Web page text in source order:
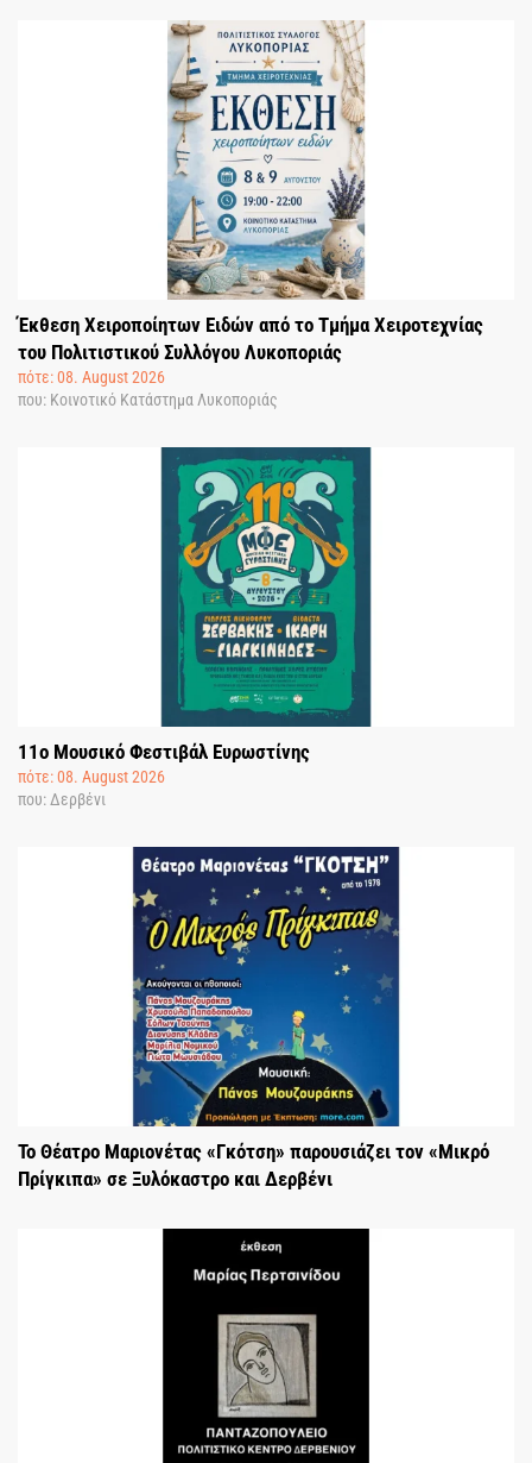
Έκθεση Χειροποίητων Ειδών από το Τμήμα Χειροτεχνίας
του Πολιτιστικού Συλλόγου Λυκοποριάς
πότε: 08. August 2026
που: Κοινοτικό Κατάστημα Λυκοποριάς
11o Μουσικό Φεστιβάλ Ευρωστίνης
πότε: 08. August 2026
που: Δερβένι
Το Θέατρο Μαριονέτας «Γκότση» παρουσιάζει τον «Μικρό
Πρίγκιπα» σε Ξυλόκαστρο και Δερβένι